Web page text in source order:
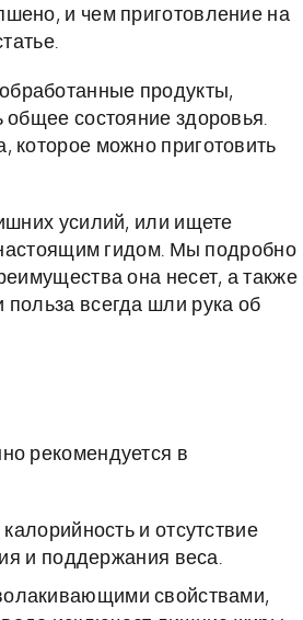
и чем приготовление на
продукты,
общее состояние здоровья.
которое можно приготовить
усилий, или ищете
настоящим гидом. Мы подробно
она несет, а также
всегда шли рука об
рекомендуется в
калорийность и отсутствие
и поддержания веса.
свойствами,